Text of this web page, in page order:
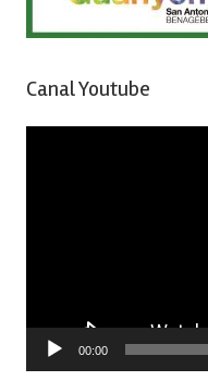
Canal Youtube
00:00